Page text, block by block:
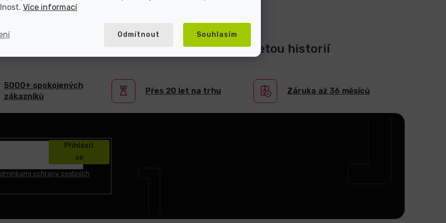
Více informací
Odmítnout Souhlasím
repasované elektroniky s více než 20-ti letou historií
5000+ spokojených
zákazníků
Přes 20 let na trhu Záruka až 36 měsíců
ochrany osobních
Přihlásit
se